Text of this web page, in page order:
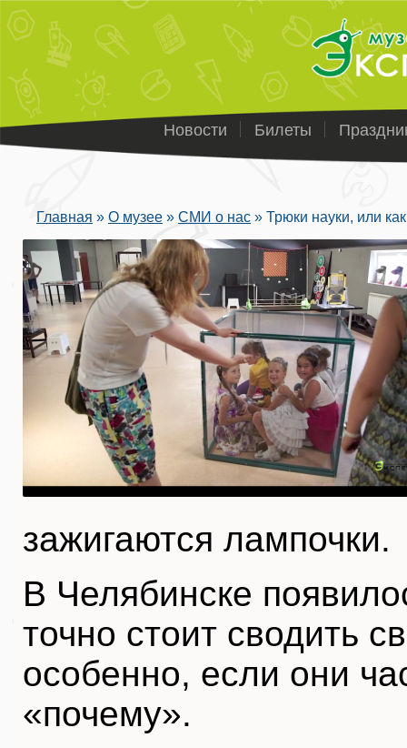
Новости Билеты
Вы здесь
Главная » О музее » СМИ о нас » Трюки науки, или
зажигаются лампочки.
В Челябинске
точно стоит сводить
особенно, если они
«почему».